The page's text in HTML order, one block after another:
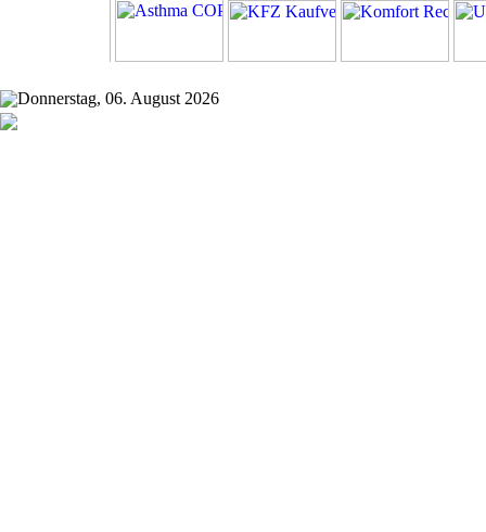
Donnerstag, 06. August 2026